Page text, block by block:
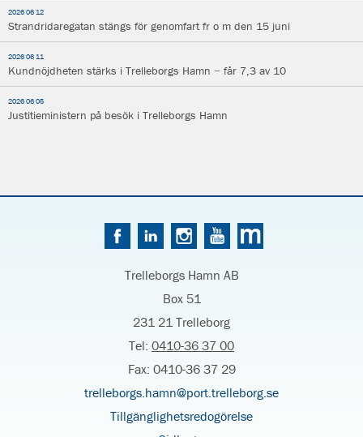
2026 06 12
Strandridaregatan stängs för genomfart fr o m den 15 juni
2026 06 11
Kundnöjdheten stärks i Trelleborgs Hamn − får 7,3 av 10
2026 06 05
Justitieministern på besök i Trelleborgs Hamn
Trelleborgs Hamn AB
Box 51
231 21 Trelleborg
Tel: 0410-36 37 00
Fax: 0410-36 37 29
trelleborgs.hamn@port.trelleborg.se
Tillgänglighetsredogörelse